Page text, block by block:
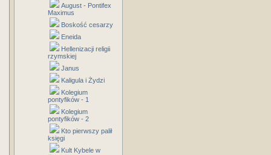
August - Pontifex
Maximus
Boskość cesarzy
Eneida
Hellenizacji religii
rzymskiej
Janus
Kaligula i Żydzi
Kolegium
pontyfików - 1
Kolegium
pontyfików - 2
Kto pierwszy palił
księgi
Kult Kybele w